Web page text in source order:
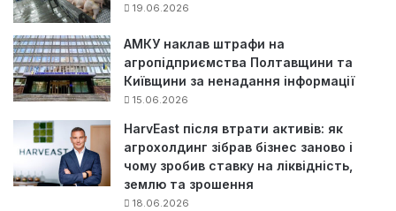
19.06.2026
АМКУ наклав штрафи на
агропідприємства Полтавщини та
Київщини за ненадання інформації
15.06.2026
HarvEast після втрати активів: як
агрохолдинг зібрав бізнес заново і
чому зробив ставку на ліквідність,
землю та зрошення
18.06.2026